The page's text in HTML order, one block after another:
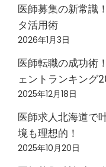
医師募集の新常識
タ活用術
2026年1月3日
医師転職の成功術
ェントランキング
2025年12月18日
医師求人北海道で
境も理想的！
2025年10月20日